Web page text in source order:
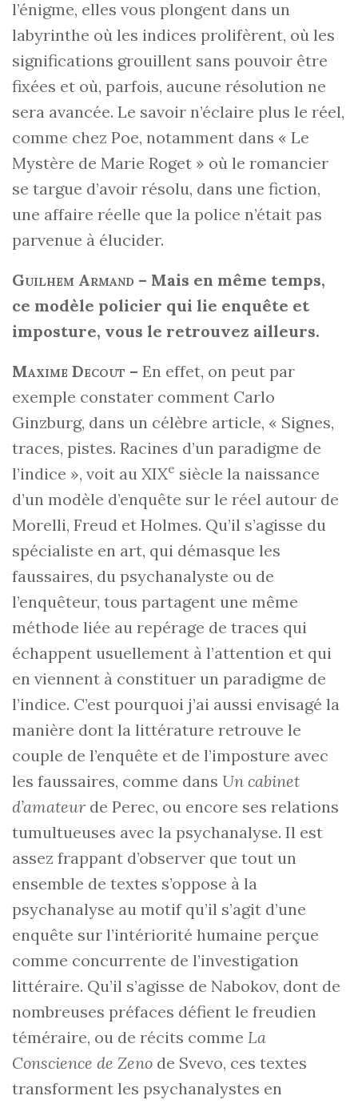
l’énigme, elles vous plongent dans un
labyrinthe où les indices prolifèrent, où les
significations grouillent sans pouvoir être
fixées et où, parfois, aucune résolution ne
sera avancée. Le savoir n’éclaire plus le réel,
comme chez Poe, notamment dans « Le
Mystère de Marie Roget » où le romancier
se targue d’avoir résolu, dans une fiction,
une affaire réelle que la police n’était pas
parvenue à élucider.
Guilhem Armand – Mais en même temps,
ce modèle policier qui lie enquête et
imposture, vous le retrouvez ailleurs.
Maxime Decout – En effet, on peut par
exemple constater comment Carlo
Ginzburg, dans un célèbre article, « Signes,
traces, pistes. Racines d’un paradigme de
l’indice », voit au XIXe siècle la naissance
d’un modèle d’enquête sur le réel autour de
Morelli, Freud et Holmes. Qu’il s’agisse du
spécialiste en art, qui démasque les
faussaires, du psychanalyste ou de
l’enquêteur, tous partagent une même
méthode liée au repérage de traces qui
échappent usuellement à l’attention et qui
en viennent à constituer un paradigme de
l’indice. C’est pourquoi j’ai aussi envisagé la
manière dont la littérature retrouve le
couple de l’enquête et de l’imposture avec
les faussaires, comme dans Un cabinet
d’amateur de Perec, ou encore ses relations
tumultueuses avec la psychanalyse. Il est
assez frappant d’observer que tout un
ensemble de textes s’oppose à la
psychanalyse au motif qu’il s’agit d’une
enquête sur l’intériorité humaine perçue
comme concurrente de l’investigation
littéraire. Qu’il s’agisse de Nabokov, dont de
nombreuses préfaces défient le freudien
téméraire, ou de récits comme La
Conscience de Zeno de Svevo, ces textes
transforment les psychanalystes en